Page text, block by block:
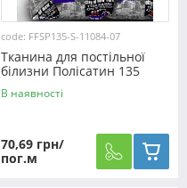
code: FFSP135-S-11084-07
Тканина для постільної
білизни Полісатин 135
SP135-S-11084-07 (60м)
В наявності
70,69 грн/
пог.м